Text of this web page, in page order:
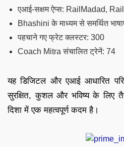
एआई-सक्षम ऐप्स: RailMadad,
Bhashini के माध्यम से समर्थित
पहचाने गए फ्रेट क्लस्टर: 300
Coach Mitra संचालित ट्रेनें: 74
यह डिजिटल और एआई आधारित
सुरक्षित, कुशल और भविष्य के लिए
दिशा में एक महत्वपूर्ण कदम है।